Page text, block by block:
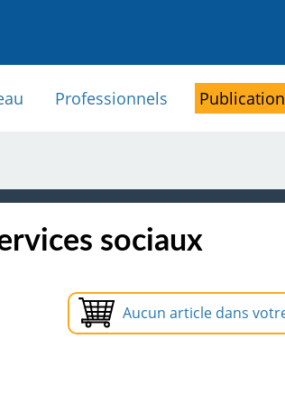
Professionnels
sociaux
Aucun article dans